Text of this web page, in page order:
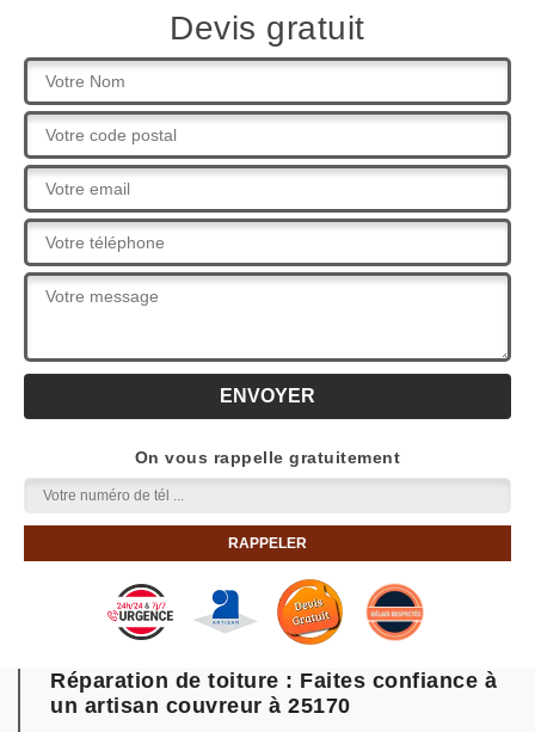
Devis gratuit
On vous rappelle gratuitement
Réparation de toiture : Faites confiance à
un artisan couvreur à 25170